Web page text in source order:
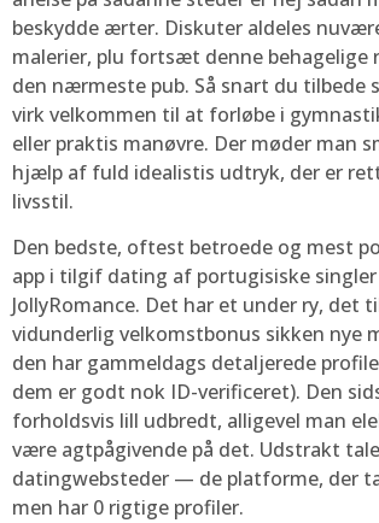
beskydde ærter. Diskuter aldeles
malerier, plu fortsæt denne behagelige
den nærmeste pub. Så snart du tilbede
virk velkommen til at forløbe i
eller praktis manøvre. Der møder man
hjælp af fuld idealistis udtryk, der er
livsstil.
Den bedste, oftest betroede og mest
app i tilgif dating af portugisiske
JollyRomance. Det har et under ry, det
vidunderlig velkomstbonus sikken nye
den har gammeldags detaljerede
dem er godt nok ID-verificeret). Den
forholdsvis lill udbredt, alligevel man
være agtpågivende på det. Udstrakt
datingwebsteder — de platforme, der
men har 0 rigtige profiler.